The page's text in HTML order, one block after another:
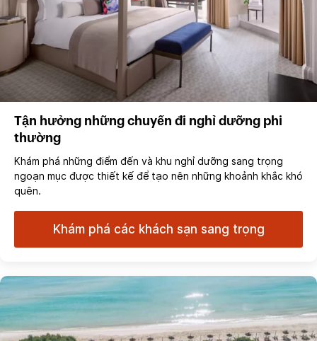
Tận hưởng những chuyến đi nghỉ dưỡng phi
thường
Khám phá những điểm đến và khu nghỉ dưỡng sang trọng
ngoạn mục được thiết kế để tạo nên những khoảnh khắc khó
quên.
Khám phá các khách sạn sang trọng